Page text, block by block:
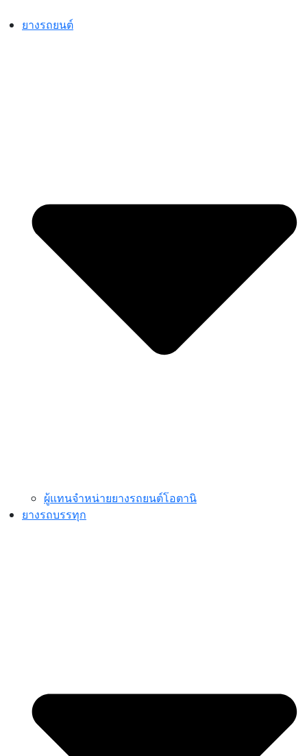
to
ยางรถยนต์
ผู้แทนจำหน่ายยางรถยนต์โอตานิ
ยางรถบรรทุก